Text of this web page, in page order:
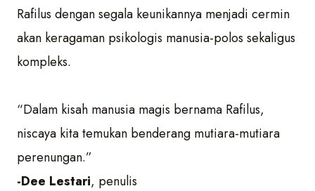
Rafilus dengan segala keunikannya menjadi cermin
akan keragaman psikologis manusia-polos sekaligus
kompleks.
“Dalam kisah manusia magis bernama Rafilus,
niscaya kita temukan benderang mutiara-mutiara
perenungan.”
-Dee Lestari, penulis